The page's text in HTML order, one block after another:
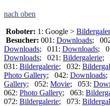
nach oben
Roboter: 1: Google >
Besucher: 001: Downloads;
Downloads; 011: Downloads;
Downloads; 021: Bildergalerie;
031: Bildergalerie; 032:
Photo Gallery; 042: Downloads;
Gallery; 052: Movie; 053:
062: Photo Gallery; 063:
072: Bildergalerie; 073: